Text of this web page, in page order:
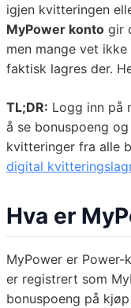
igjen kvitteringen
MyPower konto gir
men mange vet
faktisk lagres der.
TL;DR: Logg inn på
å se bonuspoeng
kvitteringer fra alle
digital
Hva er
MyPower er
er registrert som
bonuspoeng på